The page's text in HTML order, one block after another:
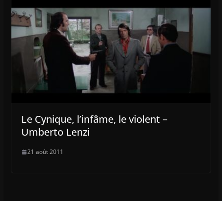
Le Cynique, l’infâme, le violent –
Umberto Lenzi
21 août 2011